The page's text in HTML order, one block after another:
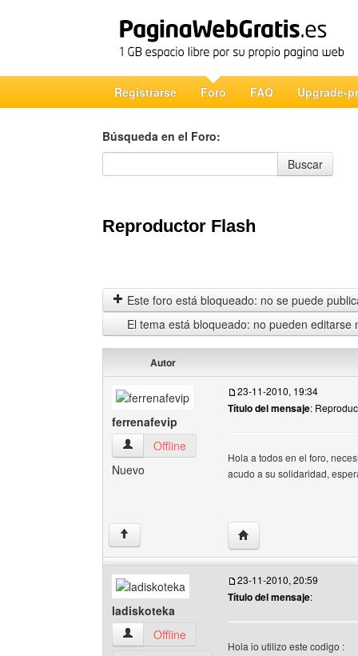
Registrarse Foro FAQ Upgrade-
Búsqueda en el Foro:
Búsqueda en el Foro
Buscar
Reproductor Flash
Este foro está bloqueado: no se puede
El tema está bloqueado: no pueden editarse
Autor
ferrenafevip
ferrenafevip Ver perfil del usuario
Offline
Nuevo
23-11-2010, 19:34
Título del mensaje:
Hola a todos en el foro,
acudo a su solidaridad,
↑ Visitar sitio web del
ladiskoteka
ladiskoteka Ver perfil del usuario
Offline
23-11-2010, 20:59
Título del mensaje:
Hola io utilizo este codigo :